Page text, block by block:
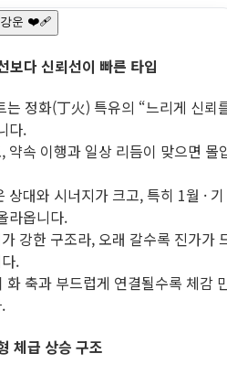
운 ❤️‍🩹
보다 신뢰선이 빠른 타입
정화(丁火) 특유의 “느리게 신뢰
다.
약속 이행과 일상 리듬이 맞으면 몰
상대와 시너지가 크고, 특히 1월 · 기
라옵니다.
강한 구조라, 오래 갈수록 진가가
.
축과 부드럽게 연결될수록 체감
체급 상승 구조